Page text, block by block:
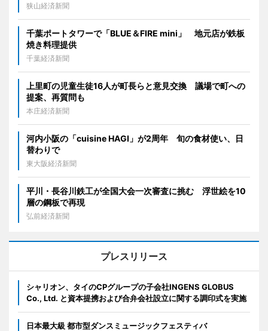
狭山経済新聞
千葉ポートタワーで「BLUE＆FIRE mini」 地元店が鉄板
焼き料理提供
千葉経済新聞
上里町の児童生徒16人が町長らと意見交換 議場で町への
提案、再質問も
本庄経済新聞
河内小阪の「cuisine HAGI」が2周年 旬の食材使い、日
替わりで
東大阪経済新聞
平川・長谷川鉄工が全国大会一次審査に挑む 浮世絵を10
層の鋼板で再現
弘前経済新聞
プレスリリース
シャリオン、タイのCPグループの子会社INGENS GLOBUS
Co., Ltd. と資本提携および合弁会社設立に関する調印式を実施
日本最大級 都市型ダンスミュージックフェスティバ